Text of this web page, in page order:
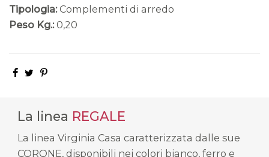
Tipologia: Complementi di arredo
Peso Kg.: 0,20
La linea REGALE
La linea Virginia Casa caratterizzata dalle sue
CORONE, disponibili nei colori bianco, ferro e